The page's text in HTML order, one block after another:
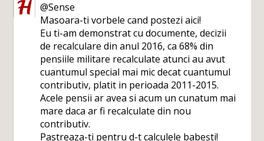
@Sense
Masoara-ti vorbele cand postezi aici!
Eu ti-am demonstrat cu documente, decizii
de recalculare din anul 2016, ca 68% din
pensiile militare recalculate atunci au avut
cuantumul special mai mic decat cuantumul
contributiv, platit in perioada 2011-2015.
Acele pensii ar avea si acum un cunatum mai
mare daca ar fi recalculate din nou
contributiv.
Pastreaza-ti pentru d-t calculele babești!